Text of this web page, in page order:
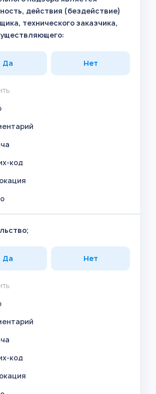
действия (бездействие)
технического заказчика,
Да Нет
код
Да Нет
код